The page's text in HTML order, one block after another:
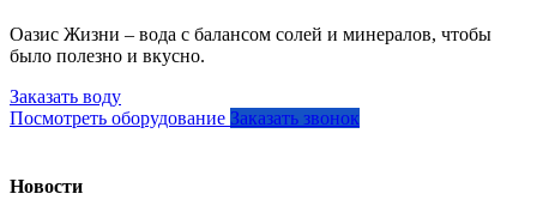
Оазис Жизни – вода с балансом солей и минералов, чтобы
было полезно и вкусно.
Заказать воду
Посмотреть оборудование Заказать звонок
Новости